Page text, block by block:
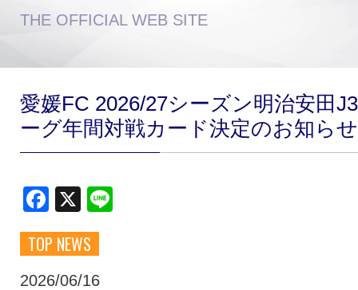
試合日程・結果 アクセス
スクール
THE OFFICIAL WEB SITE
愛媛FC 2026/27シーズン明治安田
ーグ年間対戦カード決定のお知らせ
Facebook
X
TOP NEWS
2026/06/16